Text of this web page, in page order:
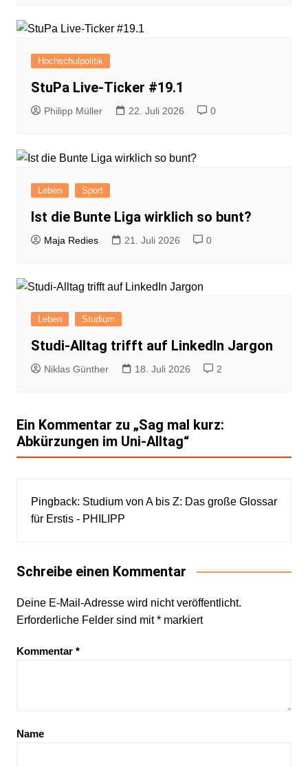
Hochschulpolitik
StuPa Live-Ticker #19.1
Philipp Müller 22. Juli 2026 0
Leben Sport
Ist die Bunte Liga wirklich so bunt?
Maja Redies 21. Juli 2026 0
Leben Studium
Studi-Alltag trifft auf LinkedIn Jargon
Niklas Günther 18. Juli 2026 2
Ein Kommentar zu „Sag mal kurz:
Abkürzungen im Uni-Alltag“
Pingback: Studium von A bis Z: Das große Glossar
für Erstis - PHILIPP
Schreibe einen Kommentar
Deine E-Mail-Adresse wird nicht veröffentlicht.
Erforderliche Felder sind mit*markiert
Kommentar *
Name